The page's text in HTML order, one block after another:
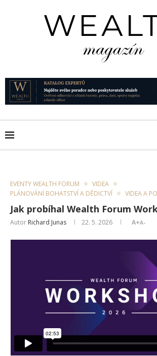
EVENTY WEALTH FORUM
VIDEA
PLÁNOVÁNÍ BOHATSTVÍ A DĚDICTVÍ
VIDEA A
Jak probíhal Wealth Forum
Autor Richard Junas 22. 5. 2026 A+A-